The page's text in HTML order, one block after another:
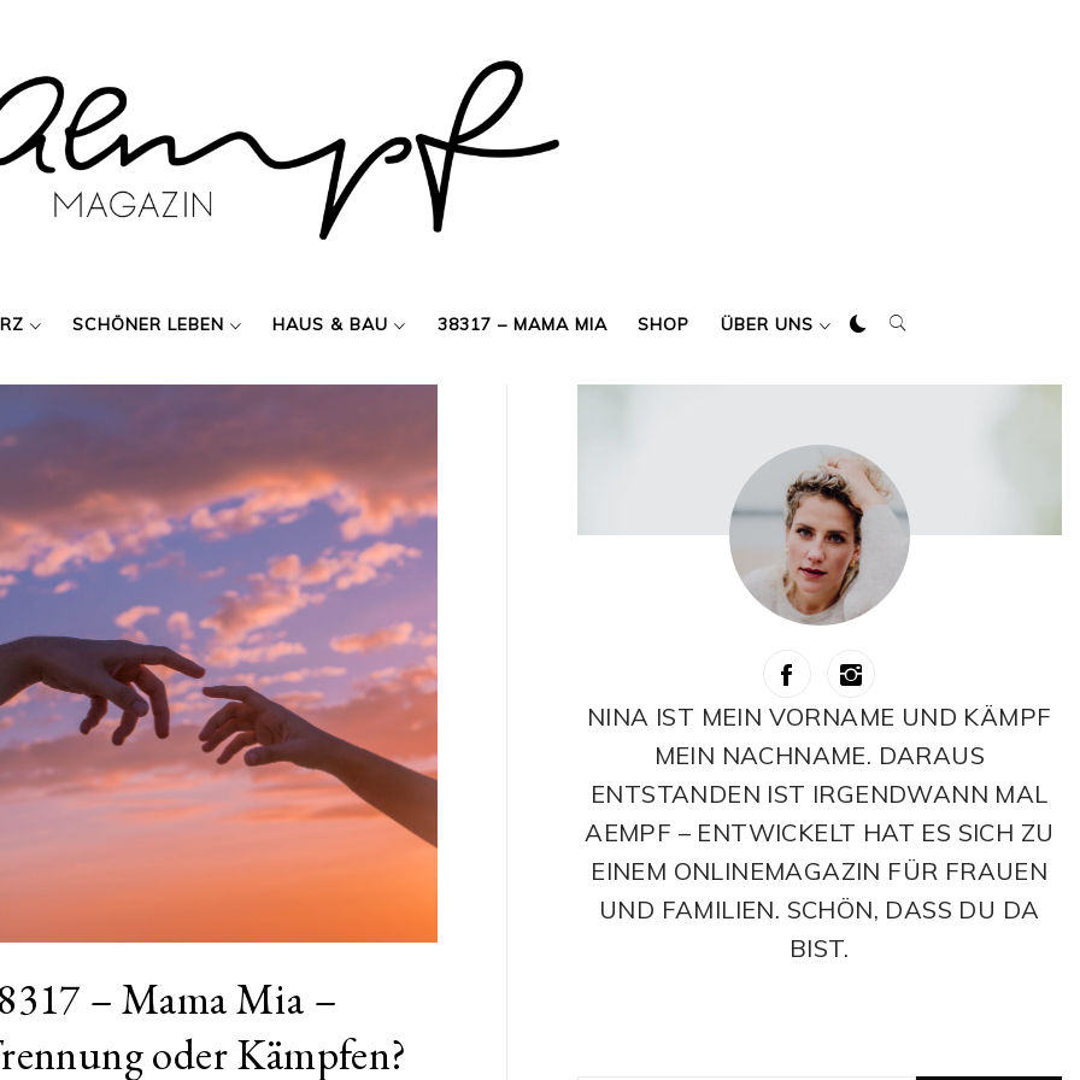
SCHÖNER LEBEN HAUS & BAU 38317 – MAMA MIA SHOP ÜBER UNS
– Mama Mia –
oder Kämpfen?
NINA IST MEIN VORNAME UND KÄMPF
MEIN NACHNAME. DARAUS
ENTSTANDEN IST IRGENDWANN MAL
AEMPF – ENTWICKELT HAT ES SICH ZU
EINEM ONLINEMAGAZIN FÜR FRAUEN
UND FAMILIEN. SCHÖN, DASS DU DA
BIST.